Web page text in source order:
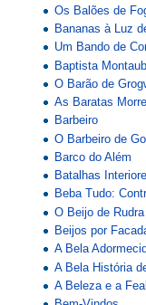
Os Balões de
Bananas à Luz
Um Bando de
Baptista
O Barão de
As Baratas
Barbeiro
O Barbeiro de
Barco do Além
Batalhas
Beba Tudo:
O Beijo de Rudra
Beijos por
A Bela
A Bela História
A Beleza e a